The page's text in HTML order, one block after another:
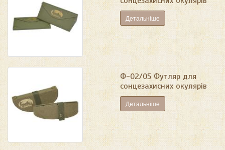
Детальніше
Ф-02/05 Футляр для
сонцезахисних окулярів
Детальніше